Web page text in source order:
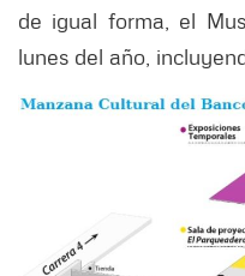
de igual forma, el
lunes del año,